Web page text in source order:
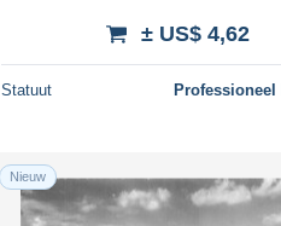
± US$ 4,62
Statuut Professioneel
Nieuw